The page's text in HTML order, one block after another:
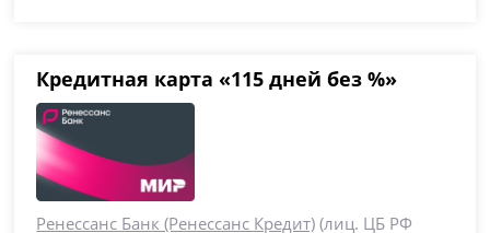
Кредитная карта «115 дней без %»
Ренессанс Банк (Ренессанс Кредит) (лиц. ЦБ РФ